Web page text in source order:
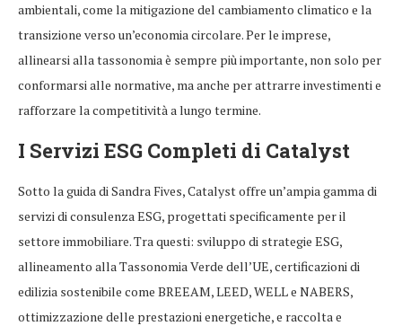
ambientali, come la mitigazione del cambiamento climatico e la
transizione verso un’economia circolare. Per le imprese,
allinearsi alla tassonomia è sempre più importante, non solo per
conformarsi alle normative, ma anche per attrarre investimenti e
rafforzare la competitività a lungo termine.
I Servizi ESG Completi di Catalyst
Sotto la guida di Sandra Fives, Catalyst offre un’ampia gamma di
servizi di consulenza ESG, progettati specificamente per il
settore immobiliare. Tra questi: sviluppo di strategie ESG,
allineamento alla Tassonomia Verde dell’UE, certificazioni di
edilizia sostenibile come BREEAM, LEED, WELL e NABERS,
ottimizzazione delle prestazioni energetiche, e raccolta e